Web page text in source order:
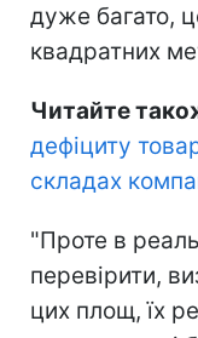
дуже багато,
квадратних
Читайте
дефіциту
складах
"Проте в
перевірити,
цих площ, їх